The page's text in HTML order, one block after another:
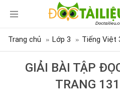
Trang chủ Lớp 3 Tiếng Việt
GIẢI BÀI TẬP
TRANG